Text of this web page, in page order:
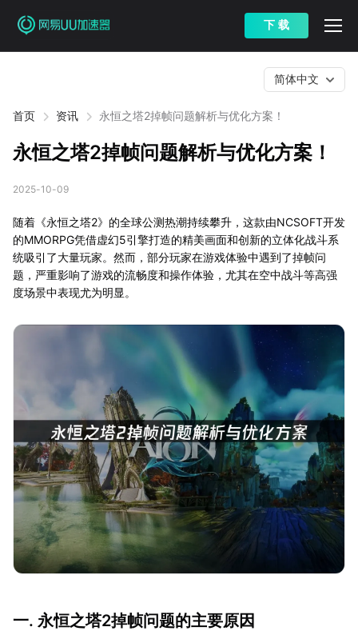
下 载
首页 资讯 永恒之塔2掉帧问题解析与优化方案！
简体中文
永恒之塔2掉帧问题解析与优化方案！
2025-10-09
随着《永恒之塔2》的全球公测热潮持续攀升，这款由NCSOFT开发
的MMORPG凭借虚幻5引擎打造的精美画面和创新的立体化战斗系
统吸引了大量玩家。然而，部分玩家在游戏体验中遇到了掉帧问
题，严重影响了游戏的流畅度和操作体验，尤其在空中战斗等高强
度场景中表现尤为明显。
一. 永恒之塔2掉帧问题的主要原因